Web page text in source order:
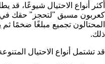
أكثر أنواع الاحتيال شيوعًا، قد
كعربون مسبق "لتحجز" حقك في
المحتالون تجميع مبلغًا ضخمًا
ذلك.
قد تشتمل أنواع الاحتيال